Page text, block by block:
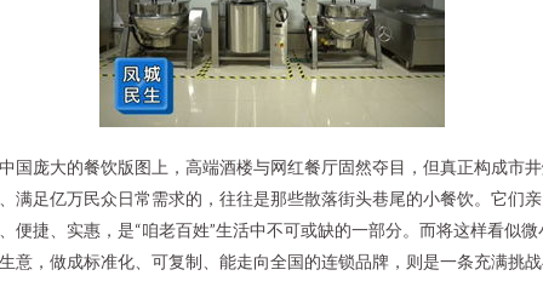
国庞大的餐饮版图上，高端酒楼与网红餐厅固然夺目，但真正构成市
满足亿万民众日常需求的，往往是那些散落街头巷尾的小餐饮。它们亲
便捷、实惠，是“咱老百姓”生活中不可或缺的一部分。而将这样看似微
意，做成标准化、可复制、能走向全国的连锁品牌，则是一条充满挑